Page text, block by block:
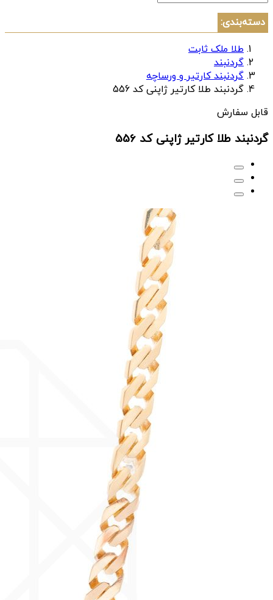
دسته‌بندی:
طلا ملک ثابت
گردنبند
گردنبند کارتیر و ورساچه
گردنبند طلا کارتیر ژاپنی کد 556
قابل سفارش
گردنبند طلا کارتیر ژاپنی کد 556